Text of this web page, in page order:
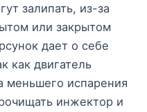
залипать, из-за
или закрытом
дает о себе
как двигатель
меньшего испарения
инжектор и